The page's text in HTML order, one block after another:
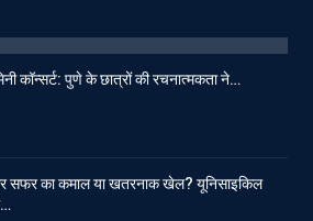
कॉन्सर्ट: पुणे के छात्रों की रचनात्मकता ने…
सफर का कमाल या खतरनाक खेल? यूनिसाइकिल